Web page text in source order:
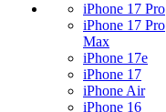
iPhone 17 Pro
iPhone 17 Pro
Max
iPhone 17e
iPhone 17
iPhone Air
iPhone 16